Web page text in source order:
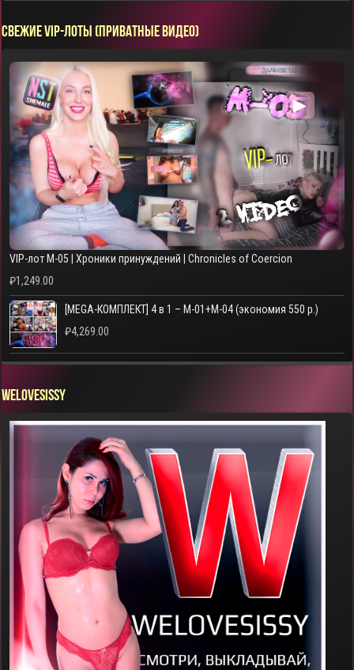
СВЕЖИЕ VIP-ЛОТЫ (ПРИВАТНЫЕ ВИДЕО)
▶
VIP-лот M-05 | Хроники принуждений | Chronicles of Coercion
₽1,249.00
[MEGA-КОМПЛЕКТ] 4 в 1 – M-01+M-04 (экономия 550 р.)
₽4,269.00
WELOVESISSY